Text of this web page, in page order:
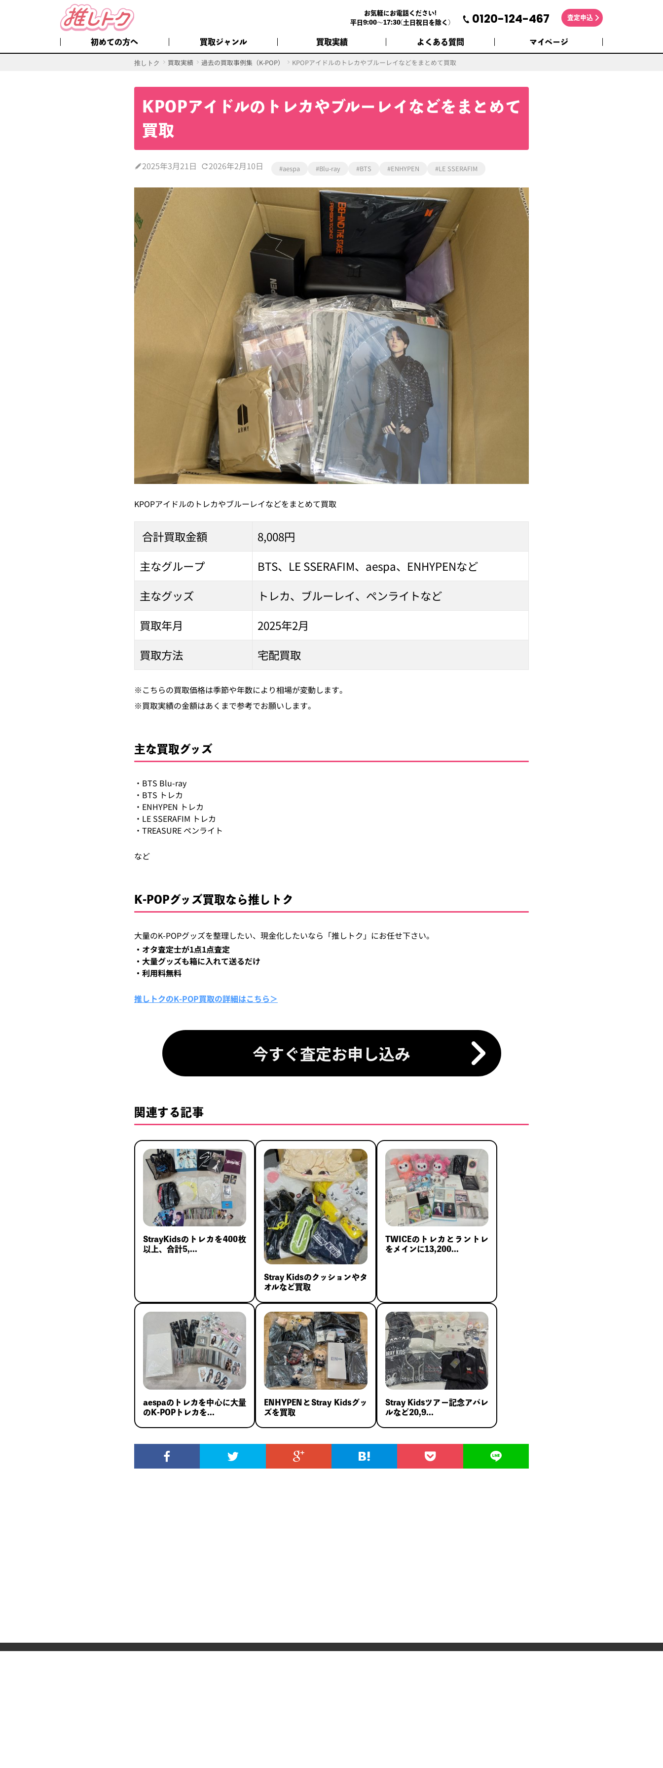
お気軽にお電話ください!
平日9:00～17:30(土日祝日を除く)
0120-124-467 査定申込
初めての方へ 買取ジャンル 買取実績 よくある質問 マイページ
推しトク 買取実績 過去の買取事例集（K-POP） KPOPアイドルのトレカやブルーレイなどをまとめて買取
KPOPアイドルのトレカやブルーレイなどをまとめて
買取
2025年3月21日 2026年2月10日 #aespa #Blu-ray #BTS #ENHYPEN #LE SSERAFIM
KPOPアイドルのトレカやブルーレイなどをまとめて買取
合計買取金額
8,008円
主なグループ
BTS、LE SSERAFIM、aespa、ENHYPENなど
主なグッズ
トレカ、ブルーレイ、ペンライトなど
買取年月
2025年2月
買取方法
宅配買取
※こちらの買取価格は季節や年数により相場が変動します。
※買取実績の金額はあくまで参考でお願いします。
主な買取グッズ
・BTS Blu-ray
・BTS トレカ
・ENHYPEN トレカ
・LE SSERAFIM トレカ
・TREASURE ペンライト
など
K-POPグッズ買取なら推しトク
大量のK-POPグッズを整理したい、現金化したいなら「推しトク」にお任せ下さい。
・オタ査定士が1点1点査定
・大量グッズも箱に入れて送るだけ
・利用料無料
推しトクのK-POP買取の詳細はこちら＞
今すぐ査定お申し込み
関連する記事
StrayKidsのトレカを400枚
以上、合計5,...
Stray Kidsのクッションやタ
オルなど買取
TWICEのトレカとラントレ
をメインに13,200...
aespaのトレカを中心に大量
のK-POPトレカを...
ENHYPENとStray Kidsグッ
ズを買取
Stray Kidsツアー記念アパレ
ルなど20,9...